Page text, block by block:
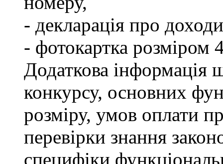
- декларація про
- фотокартка розміром
Додаткова інформація
конкурсу, основних
розміру, умов оплати
перевірки знання
специфіки